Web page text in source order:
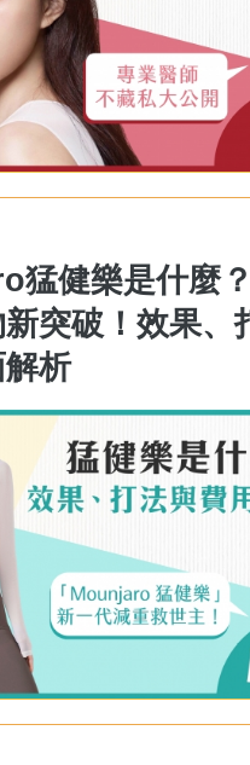
猛健樂是什麼
突破！效果、
析